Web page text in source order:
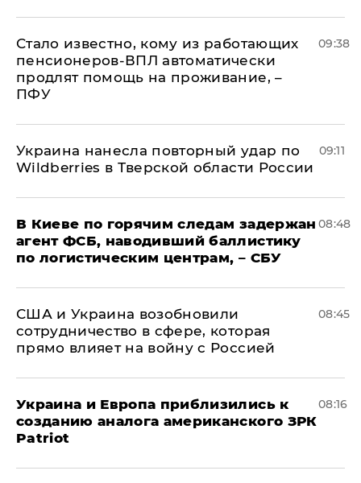
Стало известно, кому из работающих
пенсионеров-ВПЛ автоматически
продлят помощь на проживание, –
ПФУ
09:38
Украина нанесла повторный удар по
Wildberries в Тверской области России
09:11
В Киеве по горячим следам задержан
агент ФСБ, наводивший баллистику
по логистическим центрам, – СБУ
08:48
США и Украина возобновили
сотрудничество в сфере, которая
прямо влияет на войну с Россией
08:45
Украина и Европа приблизились к
созданию аналога американского ЗРК
Patriot
08:16